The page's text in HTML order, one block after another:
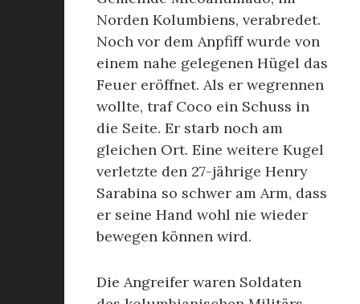
Norden Kolumbiens, verabredet.
Noch vor dem Anpfiff wurde von
einem nahe gelegenen Hügel das
Feuer eröffnet. Als er wegrennen
wollte, traf Coco ein Schuss in
die Seite. Er starb noch am
gleichen Ort. Eine weitere Kugel
verletzte den 27-jährige Henry
Sarabina so schwer am Arm, dass
er seine Hand wohl nie wieder
bewegen können wird.
Die Angreifer waren Soldaten